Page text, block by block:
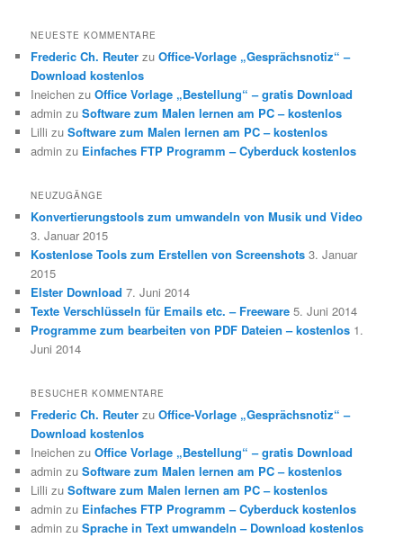
NEUESTE KOMMENTARE
Frederic Ch. Reuter zuOffice-Vorlage „Gesprächsnotiz“ –
Download kostenlos
Ineichen zuOffice Vorlage „Bestellung“ – gratis Download
admin zuSoftware zum Malen lernen am PC – kostenlos
Lilli zuSoftware zum Malen lernen am PC – kostenlos
admin zu Einfaches FTP Programm – Cyberduck kostenlos
NEUZUGÄNGE
Konvertierungstools zum umwandeln von Musik und Video
3. Januar 2015
Kostenlose Tools zum Erstellen von Screenshots 3. Januar
2015
Elster Download 7. Juni 2014
Texte Verschlüsseln für Emails etc. – Freeware 5. Juni 2014
Programme zum bearbeiten von PDF Dateien – kostenlos 1.
Juni 2014
BESUCHER KOMMENTARE
Frederic Ch. Reuter zuOffice-Vorlage „Gesprächsnotiz“ –
Download kostenlos
Ineichen zuOffice Vorlage „Bestellung“ – gratis Download
admin zuSoftware zum Malen lernen am PC – kostenlos
Lilli zuSoftware zum Malen lernen am PC – kostenlos
admin zu Einfaches FTP Programm – Cyberduck kostenlos
admin zuSprache in Text umwandeln – Download kostenlos